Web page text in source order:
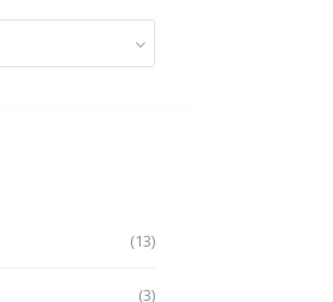
(13)
(3)